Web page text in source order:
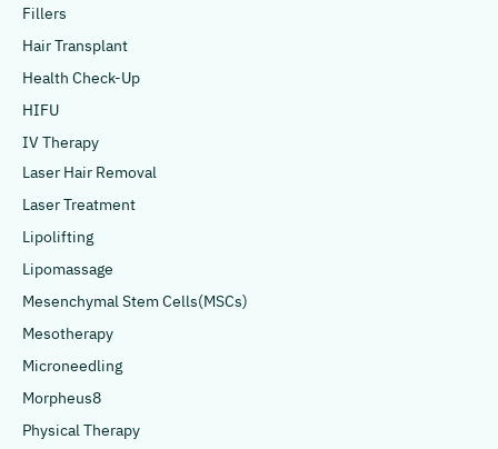
Fillers
Hair Transplant
Health Check-Up
HIFU
IV Therapy
Laser Hair Removal
Laser Treatment
Lipolifting
Lipomassage
Mesenchymal Stem Cells(MSCs)
Mesotherapy
Microneedling
Morpheus8
Physical Therapy